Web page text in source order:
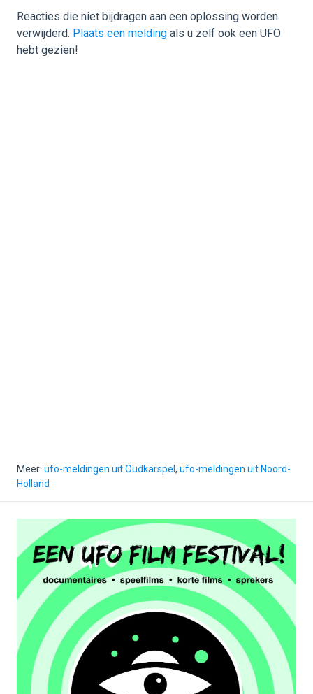
Reacties die niet bijdragen aan een oplossing worden
verwijderd. Plaats een melding als u zelf ook een UFO
hebt gezien!
Meer: ufo-meldingen uit Oudkarspel , ufo-meldingen uit Noord-
Holland